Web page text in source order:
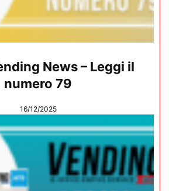
News – Leggi il
numero 79
16/12/2025